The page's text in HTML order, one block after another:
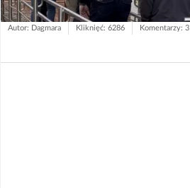
Autor: Dagmara Kliknięć: 6286 Komentarzy: 3